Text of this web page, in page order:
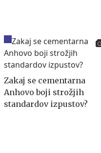
Zakaj se cementarna
Anhovo boji strožjih
standardov izpustov?